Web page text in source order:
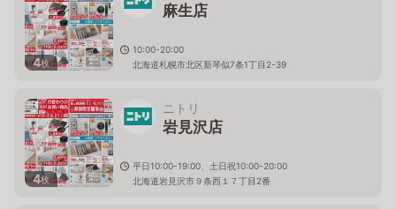
4枚
麻生店
10:00-20:00
北海道札幌市北区新琴似7条1丁目2-39
4枚
ニトリ
岩見沢店
平日10:00-19:00、土日祝10:00-20:00
北海道岩見沢市９条西１７丁目2番